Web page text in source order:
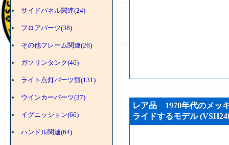
サイドパネル関連(24)
フロアパーツ(38)
その他フレーム関連(26)
ガソリンタンク(46)
ライト点灯パーツ類(131)
ウインカーパーツ(37)
イグニッション(66)
ハンドル関連(64)
レア品 1970年代のメッ
ライドするモデル